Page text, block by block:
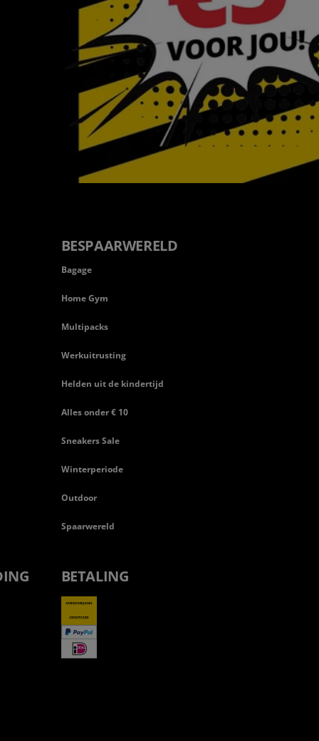
BESPAARWERELD
Bagage
Home Gym
Multipacks
Werkuitrusting
Helden uit de kindertijd
Alles onder € 10
Sneakers Sale
Winterperiode
Outdoor
Spaarwereld
BETALING